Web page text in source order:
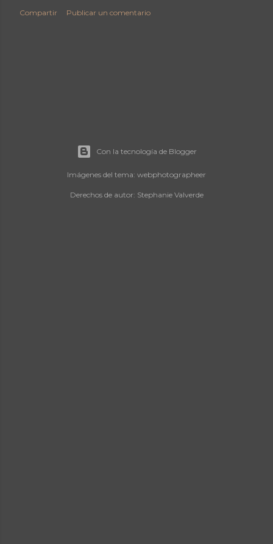
Compartir Publicar un comentario
Con la tecnología de Blogger
Imágenes del tema: webphotographeer
Derechos de autor: Stephanie Valverde